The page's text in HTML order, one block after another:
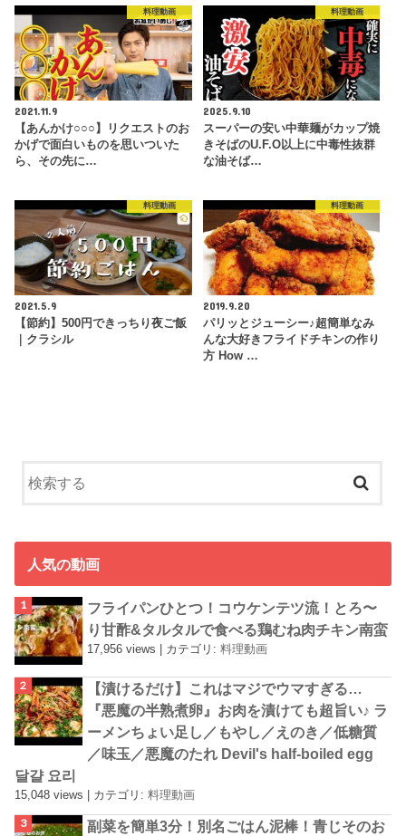
料理動画
2021.11.9
【あんかけ○○○】リクエストのお
かげで面白いものを思いついた
ら、その先に…
料理動画
2025.9.10
スーパーの安い中華麺がカップ焼
きそばのU.F.O以上に中毒性抜群
な油そば…
料理動画
2021.5.9
【節約】500円できっちり夜ご飯
｜クラシル
料理動画
2019.9.20
パリッとジューシー♪超簡単なみ
んな大好きフライドチキンの作り
方 How …
人気の動画
フライパンひとつ！コウケンテツ流！とろ〜
り甘酢&タルタルで食べる鶏むね肉チキン南蛮
17,956 views カテゴリ:料理動画
【漬けるだけ】これはマジでウマすぎる…
『悪魔の半熟煮卵』お肉を漬けても超旨い♪ ラ
ーメンちょい足し／もやし／えのき／低糖質
／味玉／悪魔のたれ Devil's half-boiled egg
달걀 요리
15,048 views | カテゴリ:料理動画
副菜を簡単3分！別名ごはん泥棒！青じそのお